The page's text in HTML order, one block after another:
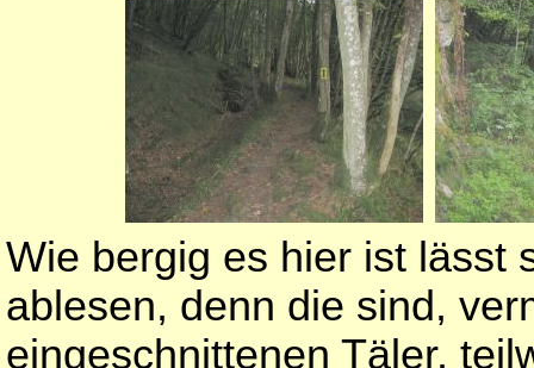
Wie bergig es hier ist lässt
ablesen, denn die sind,
eingeschnittenen Täler,